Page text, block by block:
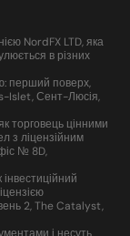
NordFX LTD, яка
в різних
перший поверх,
Islet, Сент-Люсія,
торговець цінними
з ліцензійним
№ 8D,
2, The Catalyst,
і несуть